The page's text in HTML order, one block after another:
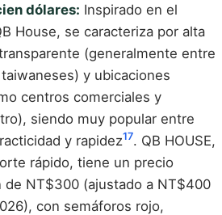
dólares: Inspirado en el
House, se caracteriza por alta
(generalmente entre
y ubicaciones
centros comerciales y
siendo muy popular entre
y rapidez17. QB HOUSE,
rápido, tiene un precio
de NT$300 (ajustado a NT$400
con semáforos rojo,